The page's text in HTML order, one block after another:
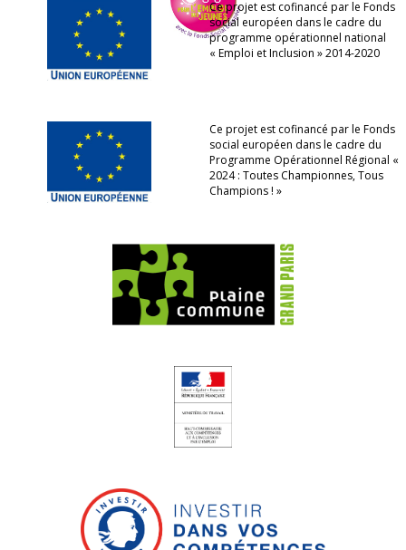
Ce projet est cofinancé par le Fonds
social européen dans le cadre du
programme opérationnel national
« Emploi et Inclusion » 2014-2020
Ce projet est cofinancé par le Fonds
social européen dans le cadre du
Programme Opérationnel Régional «
2024 : Toutes Championnes, Tous
Champions ! »